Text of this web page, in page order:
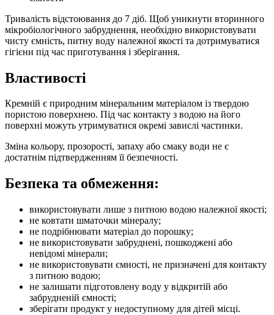
Тривалість відстоювання до 7 діб. Щоб уникнути вторинного
мікробіологічного забруднення, необхідно використовувати
чисту ємність, питну воду належної якості та дотримуватися
гігієни під час приготування і зберігання.
Властивості
Кремній є природним мінеральним матеріалом із твердою
пористою поверхнею. Під час контакту з водою на його
поверхні можуть утримуватися окремі завислі частинки.
Зміна кольору, прозорості, запаху або смаку води не є
достатнім підтвердженням її безпечності.
Безпека та обмеження:
використовувати лише з питною водою належної якості;
не ковтати шматочки мінералу;
не подрібнювати матеріал до порошку;
не використовувати забруднені, пошкоджені або
невідомі мінерали;
не використовувати ємності, не призначені для контакту
з питною водою;
не залишати підготовлену воду у відкритій або
забрудненій ємності;
зберігати продукт у недоступному для дітей місці.